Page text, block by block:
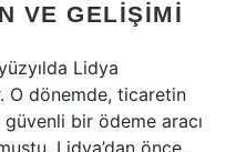
VE GELIŞIMI
Lidya
O dönemde, ticaretin
güvenli bir ödeme aracı
Lidya’dan önce,